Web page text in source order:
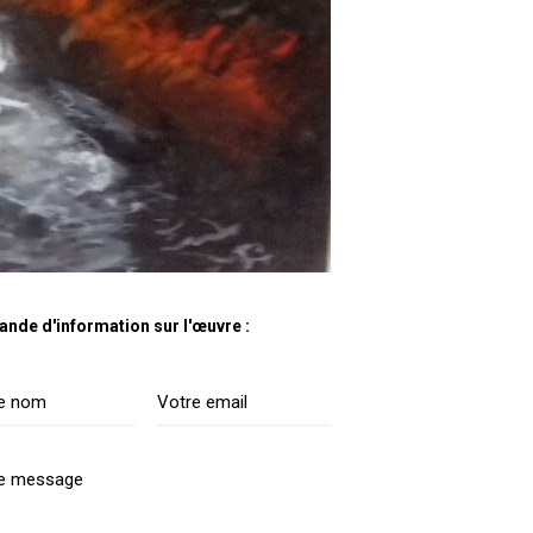
d'information sur l'œuvre :